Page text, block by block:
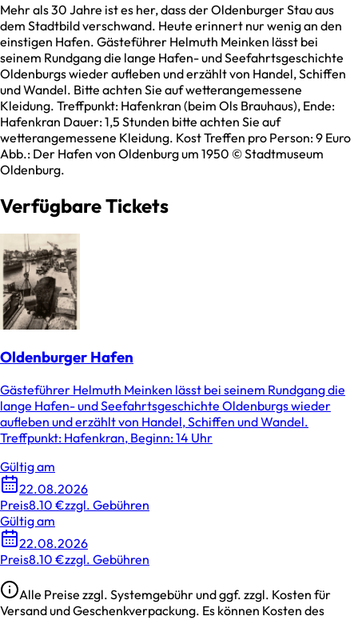
Mehr als 30 Jahre ist es her, dass der Oldenburger Stau aus
dem Stadtbild verschwand. Heute erinnert nur wenig an den
einstigen Hafen. Gästeführer Helmuth Meinken lässt bei
seinem Rundgang die lange Hafen- und Seefahrtsgeschichte
Oldenburgs wieder aufleben und erzählt von Handel, Schiffen
und Wandel. Bitte achten Sie auf wetterangemessene
Kleidung. Treffpunkt: Hafenkran (beim Ols Brauhaus), Ende:
Hafenkran Dauer: 1,5 Stunden bitte achten Sie auf
wetterangemessene Kleidung. Kost Treffen pro Person: 9 Euro
Abb.: Der Hafen von Oldenburg um 1950 © Stadtmuseum
Oldenburg.
Verfügbare Tickets
Oldenburger Hafen
Gästeführer Helmuth Meinken lässt bei seinem Rundgang die
lange Hafen- und Seefahrtsgeschichte Oldenburgs wieder
aufleben und erzählt von Handel, Schiffen und Wandel.
Treffpunkt: Hafenkran, Beginn: 14 Uhr
Gültig am
22.08.2026
Preis8.10 €zzgl. Gebühren
Gültig am
22.08.2026
Preis8.10 €zzgl. Gebühren
Alle Preise zzgl. Systemgebühr und ggf. zzgl. Kosten für
Versand und Geschenkverpackung. Es können Kosten des